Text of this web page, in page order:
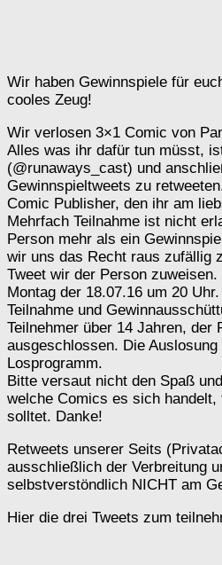
Wir haben Gewinnspiele für
cooles Zeug!
Wir verlosen 3×1 Comic von
Alles was ihr dafür tun müsst,
(@runaways_cast) und
Gewinnspieltweets zu
Comic Publisher, den ihr am
Mehrfach Teilnahme ist nicht
Person mehr als ein
wir uns das Recht raus zufällig
Tweet wir der Person
Montag der 18.07.16 um 20 Uhr.
Teilnahme und
Teilnehmer über 14 Jahren, der
ausgeschlossen. Die
Losprogramm.
Bitte versaut nicht den Spaß
welche Comics es sich
solltet. Danke!
Retweets unserer Seits
ausschließlich der Verbreitung
selbstverstöndlich NICHT am
Hier die drei Tweets zum